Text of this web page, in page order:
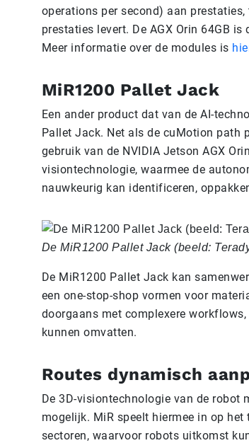
operations per second) aan prestaties,
prestaties levert. De AGX Orin 64GB
Meer informatie over de modules is
MiR1200 Pallet Jack
Een ander product dat van de AI-
Pallet Jack. Net als de cuMotion path
gebruik van de NVIDIA Jetson AGX
visiontechnologie, waarmee de
nauwkeurig kan identificeren,
De MiR1200 Pallet Jack (beeld:
De MiR1200 Pallet Jack kan
een one-stop-shop vormen voor
doorgaans met complexere workflows,
kunnen omvatten.
Routes dynamisch
De 3D-visiontechnologie van de robot
mogelijk. MiR speelt hiermee in op
sectoren, waarvoor robots uitkomst